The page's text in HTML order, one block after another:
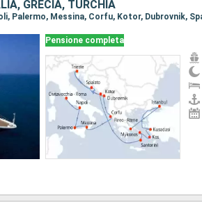
GRECIA, TURCHIA
Pensione completa